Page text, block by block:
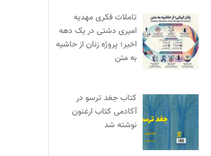
تاملات فکری مهدیه
امیری دشتی در یک دهه
اخیر؛ پروژه زنان از حاشیه
به متن
کتاب جغد ترسو در
آکادمی کتاب ارغنون
نوشته شد